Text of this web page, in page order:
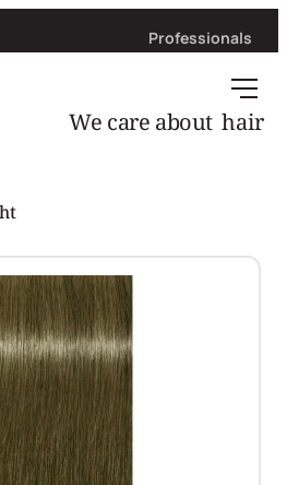
Professionals
We care about hair